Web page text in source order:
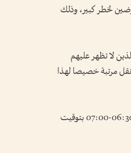
لخطر كبير، وذلك
لا تظهر ‌عليهم
مرتبة خصيصا ‌لهذا
وكانت ‌الدول تستعد لإجلاء رعاياها من السفينة ‌هونديوس في حوالي الساعة ‌06:30-07:00 بتوقيت